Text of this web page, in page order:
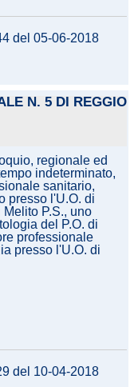
del 05-06-2018
N. 5 DI REGGIO
regionale ed
indeterminato,
sanitario,
presso l'U.O. di
P.S., uno
del P.O. di
professionale
presso l'U.O. di
del 10-04-2018